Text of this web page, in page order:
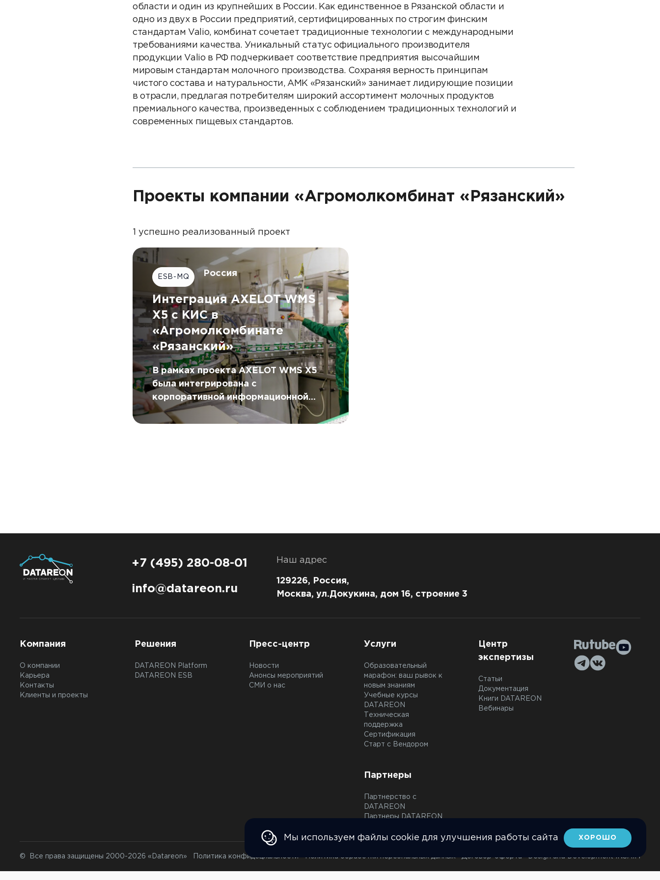
Партнеры
Партнеры DATAREON
области и один из крупнейших в России. Как единственное в Рязанской области и
одно из двух в России предприятий, сертифицированных по строгим финским
стандартам Valio, комбинат сочетает традиционные технологии с международными
требованиями качества. Уникальный статус официального производителя
продукции Valio в РФ подчеркивает соответствие предприятия высочайшим
мировым стандартам молочного производства. Сохраняя верность принципам
чистого состава и натуральности, АМК «Рязанский» занимает лидирующие позиции
в отрасли, предлагая потребителям широкий ассортимент молочных продуктов
премиального качества, произведенных с соблюдением традиционных технологий и
современных пищевых стандартов.
Проекты компании «Агромолкомбинат «Рязанский»
1 успешно реализованный проект
ESB-MQ Россия
Интеграция AXELOT WMS
X5 с КИС в
«Агромолкомбинате
«Рязанский»
В рамках проекта AXELOT WMS X5
была интегрирована с
корпоративной информационной
системой при помощи сервисной
шины данных DATAREON ESB.
+7 (495) 280-08-01
info@datareon.ru
Наш адрес
129226, Россия,
Москва, ул.Докукина, дом 16, строение 3
Компания
О компании
Карьера
Контакты
Клиенты и проекты
Решения
DATAREON Platform
DATAREON ESB
Пресс-центр
Новости
Анонсы мероприятий
СМИ о нас
Услуги
Образовательный
марафон: ваш рывок к
новым знаниям
Учебные курсы
DATAREON
Техническая
поддержка
Сертификация
Старт с Вендором
Партнеры
Партнерство с
DATAREON
Партнеры DATAREON
Центр
экспертизы
Статьи
Документация
Книги DATAREON
Вебинары
© Все права защищены 2000-2026 «Datareon» Политика конфидециальности Политика обработки персональных данных Договор-оферта Design and Development INSAIM
Мы используем файлы cookie для улучшения работы сайта ХОРОШО